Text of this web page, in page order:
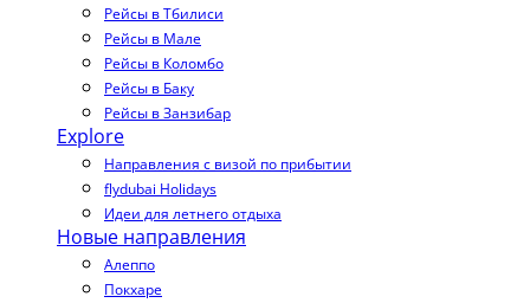
Рейсы в Тбилиси
Рейсы в Мале
Рейсы в Коломбо
Рейсы в Баку
Рейсы в Занзибар
Explore
Направления с визой по прибытии
flydubai Holidays
Идеи для летнего отдыха
Новые направления
Алеппо
Покхаре